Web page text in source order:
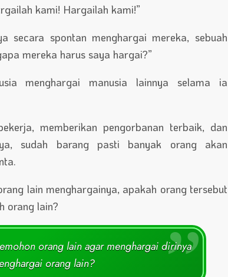
kami! Hargailah kami!”
secara spontan menghargai mereka, sebuah
mereka harus saya hargai?”
menghargai manusia lainnya selama ia
memberikan pengorbanan terbaik, dan
sudah barang pasti banyak orang akan
lain menghargainya, apakah orang tersebut
orang lain?
orang lain agar menghargai dirinya
orang lain?